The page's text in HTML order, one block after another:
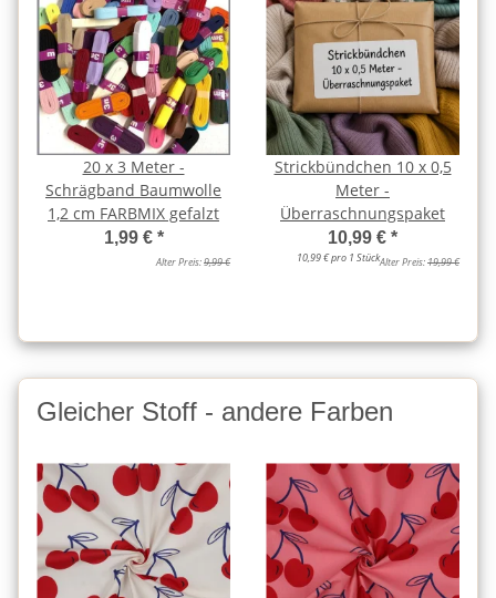
20 x 3 Meter -
Schrägband Baumwolle
1,2 cm FARBMIX gefalzt
1,99 € *
Alter Preis:9,99 €
Strickbündchen 10 x 0,5
Meter -
Überraschnungspaket
10,99 € *
10,99 € pro 1 StückAlter Preis:19,99 €
Gleicher Stoff - andere Farben